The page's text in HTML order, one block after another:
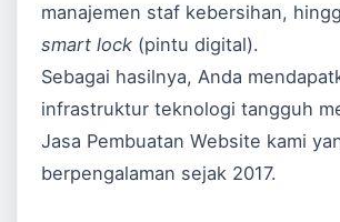
manajemen staf kebersihan,
smart lock (pintu digital).
Sebagai hasilnya, Anda
infrastruktur teknologi tangguh
Jasa Pembuatan Website kami
berpengalaman sejak 2017.